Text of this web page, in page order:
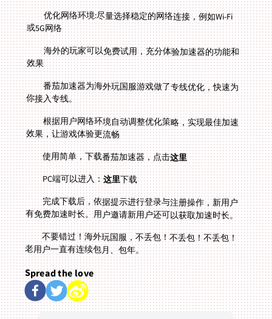
优化网络环境:尽量选择稳定的网络连接，例如Wi-Fi
或5G网络
海外的玩家可以免费试用，充分体验加速器的功能和
效果
番茄加速器为海外玩国服游戏做了专线优化，快速为
你接入专线。
根据用户网络环境自动调整优化策略，实现最佳加速
效果，让游戏体验更流畅
使用简单，下载番茄加速器，点击这里
PC端可以进入：这里下载
完成下载后，依据提示进行登录与注册操作，新用户
有免费加速时长。用户邀请新用户还可以获取加速时长。
不要错过！海外玩国服，不丢包！不丢包！不丢包！
老用户一直有连续包月、包年。
Spread the love